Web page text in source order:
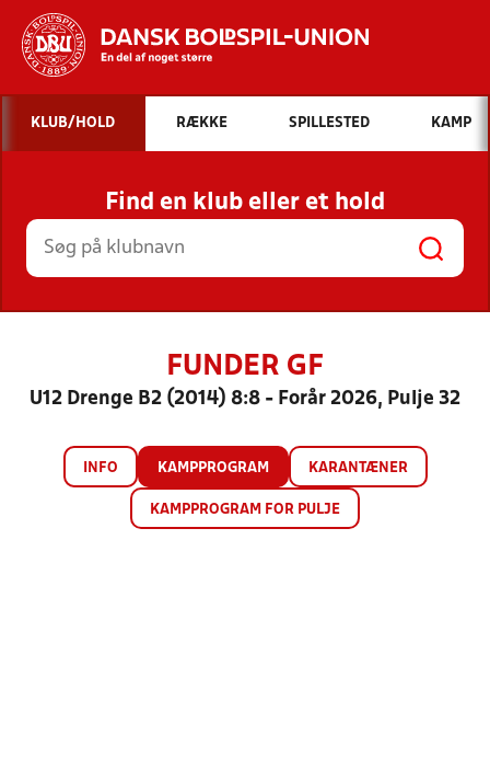
Hvad vil du søge efter?
INDHOLD OG NYHEDER
STILLINGER, RESULTATER, KLUBBER OG
HOLD
KLUB/HOLD RÆKKE SPILLESTED KAMP
Find en klub eller et hold
FUNDER GF
U12 Drenge B2 (2014) 8:8 - Forår 2026, Pulje 32
INFO KAMPPROGRAM KARANTÆNER
KAMPPROGRAM FOR PULJE